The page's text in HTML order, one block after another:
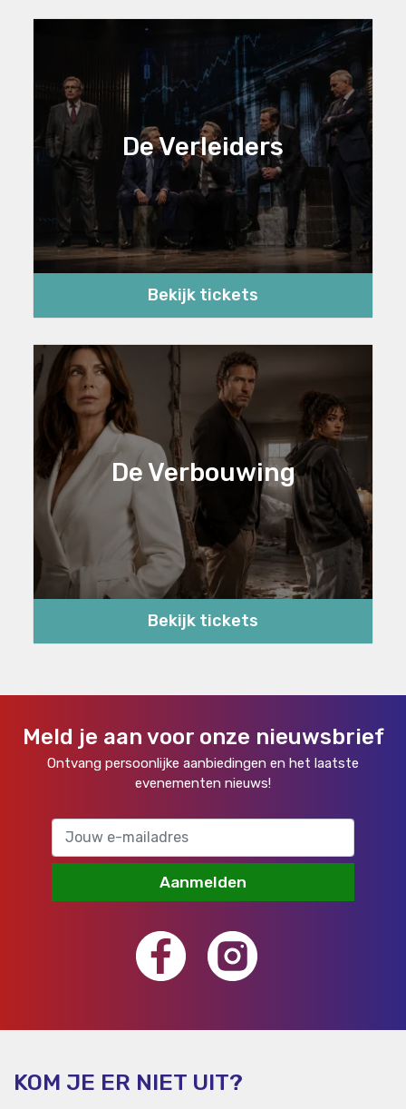
De Verleiders
Bekijk tickets
De Verbouwing
Bekijk tickets
Meld je aan voor onze nieuwsbrief
Ontvang persoonlijke aanbiedingen en het laatste
evenementen nieuws!
Aanmelden
KOM JE ER NIET UIT?